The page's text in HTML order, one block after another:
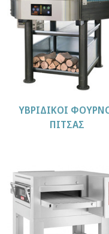
ΥΒΡΙΔΙΚΟΙ
ΠΙΤΣΑΣ